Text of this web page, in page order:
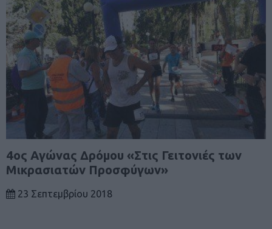
4ος Αγώνας Δρόμου «Στις Γειτονιές των
Μικρασιατών Προσφύγων»
23 Σεπτεμβρίου 2018